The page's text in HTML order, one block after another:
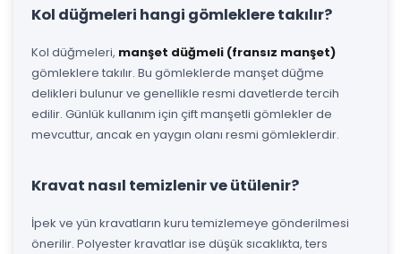
Kol düğmeleri hangi gömleklere takılır?
Kol düğmeleri, manşet düğmeli (fransız manşet)
gömleklere takılır. Bu gömleklerde manşet düğme
delikleri bulunur ve genellikle resmi davetlerde tercih
edilir. Günlük kullanım için çift manşetli gömlekler de
mevcuttur, ancak en yaygın olanı resmi gömleklerdir.
Kravat nasıl temizlenir ve ütülenir?
İpek ve yün kravatların kuru temizlemeye gönderilmesi
önerilir. Polyester kravatlar ise düşük sıcaklıkta, ters